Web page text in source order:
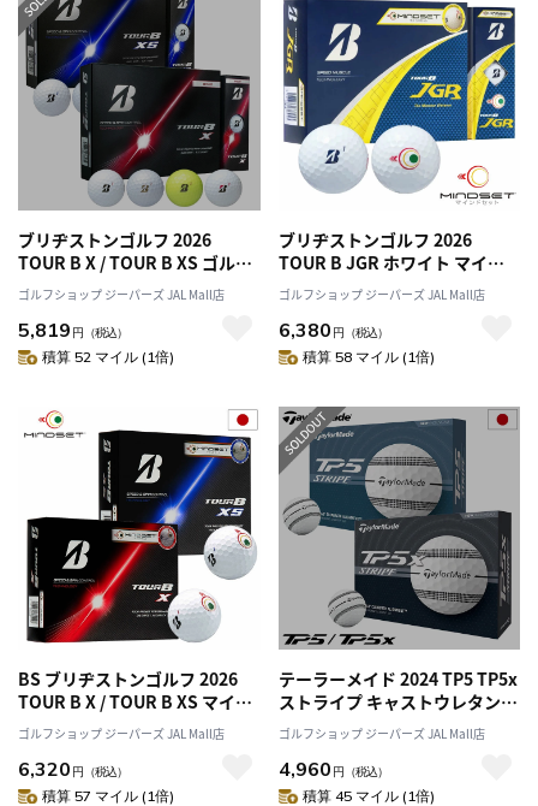
ブリヂストンゴルフ 2026
TOUR B X / TOUR B XS ゴルフ
ボール 1ダース(12球入) ツアー
B ゴルフ 2026年モデル
BRIDGESTONE GOLF 日本正規
品
ゴルフショップ ジーパーズ JAL Mall店
5,819 円 （税込）
積算 52 マイル (1倍)
ブリヂストンゴルフ 2026
TOUR B JGR ホワイト マイン
ドセット ゴルフボール 1ダース
(12球入) 2026年モデル
BRIDGESTONE GOLF 日本正規
品
ゴルフショップ ジーパーズ JAL Mall店
6,380 円 （税込）
積算 58 マイル (1倍)
BS ブリヂストンゴルフ 2026
TOUR B X / TOUR B XS マイン
ドセット ゴルフボール 1ダース
(12球入) 2026年モデル
BRIDGESTONE GOLF 日本正規
品
ゴルフショップ ジーパーズ JAL Mall店
6,320 円 （税込）
積算 57 マイル (1倍)
テーラーメイド 2024 TP5 TP5x
ストライプ キャストウレタンカ
バー ゴルフボール 1ダース(12
球入り) TaylorMade 2024年モ
デル 日本正規品 ゴルフ ゴルフ
ボール
ゴルフショップ ジーパーズ JAL Mall店
4,960 円 （税込）
積算 45 マイル (1倍)